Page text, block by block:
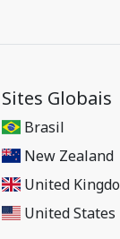
Sites Globais
Brasil
New Zealand
United
United States